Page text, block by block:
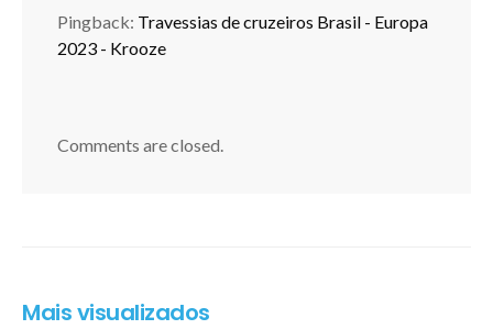
Pingback: Travessias de cruzeiros Brasil - Europa
2023 - Krooze
Comments are closed.
Mais visualizados